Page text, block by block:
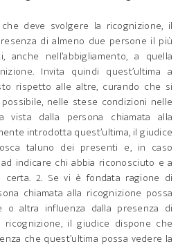
deve svolgere la ricognizione, il
di almeno due persone il più
anche nell’abbigliamento, a quella
Invita quindi quest’ultima a
rispetto alle altre, curando che si
nelle stese condizioni nelle
vista dalla persona chiamata alla
introdotta quest’ultima, il giudice
taluno dei presenti e, in caso
indicare chi abbia riconosciuto e a
2. Se vi è fondata ragione di
chiamata alla ricognizione possa
o altra influenza dalla presenza di
il giudice dispone che
che quest’ultima possa vedere la